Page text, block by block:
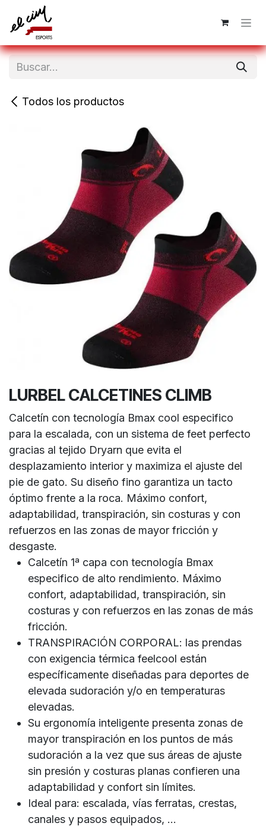
Ir al contenido
Todos los productos
LURBEL CALCETINES CLIMB
Calcetín con tecnología Bmax cool especifico
para la escalada, con un sistema de feet perfecto
gracias al tejido Dryarn que evita el
desplazamiento interior y maximiza el ajuste del
pie de gato. Su diseño fino garantiza un tacto
óptimo frente a la roca. Máximo confort,
adaptabilidad, transpiración, sin costuras y con
refuerzos en las zonas de mayor fricción y
desgaste.
Calcetín 1ª capa con tecnología Bmax
especifico de alto rendimiento. Máximo
confort, adaptabilidad, transpiración, sin
costuras y con refuerzos en las zonas de más
fricción.
TRANSPIRACIÓN CORPORAL: las prendas
con exigencia térmica feelcool están
específicamente diseñadas para deportes de
elevada sudoración y/o en temperaturas
elevadas.
Su ergonomía inteligente presenta zonas de
mayor transpiración en los puntos de más
sudoración a la vez que sus áreas de ajuste
sin presión y costuras planas confieren una
adaptabilidad y confort sin límites.
Ideal para: escalada, vías ferratas, crestas,
canales y pasos equipados, ...